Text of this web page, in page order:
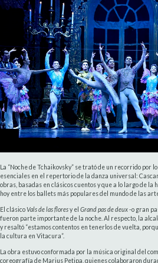
La “Noche de Tchaikovsky” se trató de un recorrido por
esenciales en el repertorio de la danza universal:
obras, basadas en clásicos cuentos y que a lo largo de
hoy entre los ballets más populares del mundo de las
El clásicoVals de las floresy el Grand pas de deux-o gran
fueron parte importante de la noche. Al respecto, la
y resaltó “estamos contentos en tenerlos de vuelta,
la cultura en Vitacura”.
La obra estuvo conformada por la música original del
coreografía de Marius Petipa, quienes colaboraron